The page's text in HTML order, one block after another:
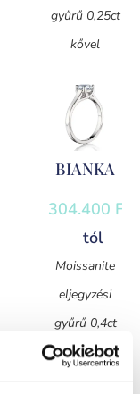
gyűrű 0,25ct
kővel
BIANKA
304.400 Ft
tól
Moissanite
eljegyzési
gyűrű 0,4ct
kővel